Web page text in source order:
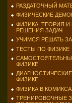
РАЗДАТОЧНЫЙ
ФИЗИЧЕСКИЕ
ФИЗИКА. ТЕОРИЯ
РЕШЕНИЯ ЗАДАЧ
УЧИМСЯ РЕШАТЬ
ТЕСТЫ ПО ФИЗИКЕ
ФИЗИКЕ
ФИЗИКЕ
ФИЗИКА В
ТРЕНИРОВОЧНЫЕ